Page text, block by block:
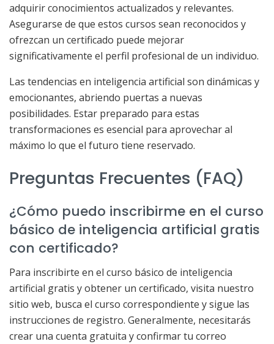
adquirir conocimientos actualizados y relevantes.
Asegurarse de que estos cursos sean reconocidos y
ofrezcan un certificado puede mejorar
significativamente el perfil profesional de un individuo.
Las tendencias en inteligencia artificial son dinámicas y
emocionantes, abriendo puertas a nuevas
posibilidades. Estar preparado para estas
transformaciones es esencial para aprovechar al
máximo lo que el futuro tiene reservado.
Preguntas Frecuentes (FAQ)
¿Cómo puedo inscribirme en el curso
básico de inteligencia artificial gratis
con certificado?
Para inscribirte en el curso básico de inteligencia
artificial gratis y obtener un certificado, visita nuestro
sitio web, busca el curso correspondiente y sigue las
instrucciones de registro. Generalmente, necesitarás
crear una cuenta gratuita y confirmar tu correo